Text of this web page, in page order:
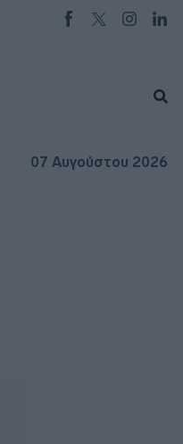
07 Αυγούστου 2026